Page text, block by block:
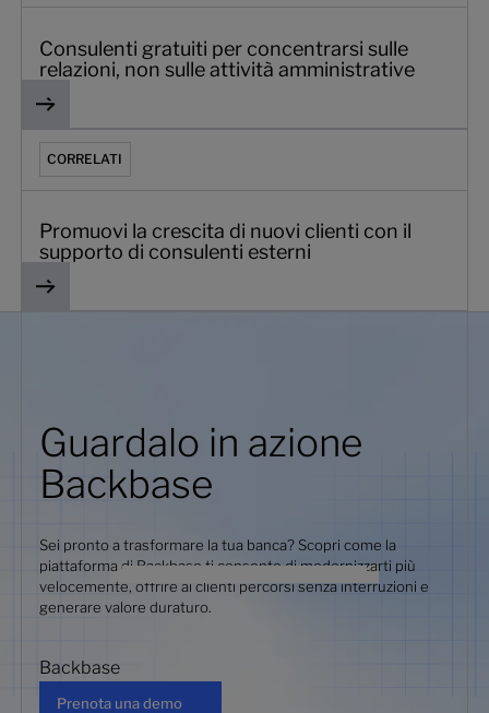
Consulenti gratuiti per concentrarsi sulle
relazioni, non sulle attività amministrative
Promuovi la crescita di nuovi clienti con il supporto di
CORRELATI
Promuovi la crescita di nuovi clienti con il
supporto di consulenti esterni
Guardalo in azione
Backbase
Sei pronto a trasformare la tua banca? Scopri come la
piattaforma di Backbase ti consente di modernizzarti più
velocemente, offrire ai clienti percorsi senza interruzioni e
generare valore duraturo.
Backbase
Prenota una demo